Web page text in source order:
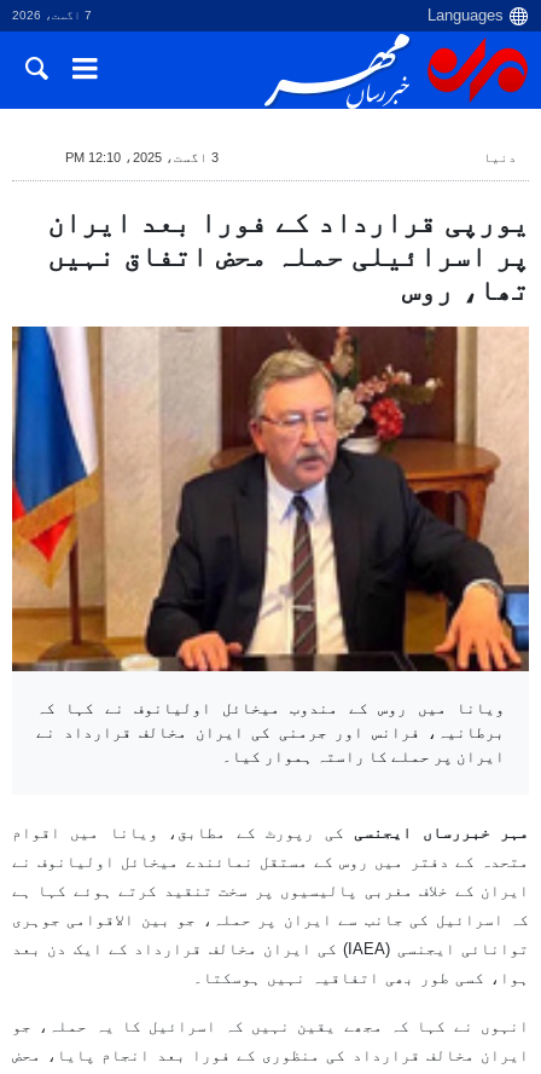
7 اگست، 2026
دنیا 3 اگست، 2025، 12:10 PM
یورپی قرارداد کے فورا بعد ایران
پر اسرائیلی حملہ محض اتفاق نہیں
تھا، روس
ویانا میں روس کے مندوب میخائل اولیانوف نے کہا کہ
برطانیہ، فرانس اور جرمنی کی ایران مخالف قرارداد نے
ایران پر حملے کا راستہ ہموار کیا۔
مہر خبررساں ایجنسی کی رپورٹ کے مطابق، ویانا میں اقوام
متحدہ کے دفتر میں روس کے مستقل نمائندے میخائل اولیانوف نے
ایران کے خلاف مغربی پالیسیوں پر سخت تنقید کرتے ہوئے کہا ہے
کہ اسرائیل کی جانب سے ایران پر حملہ، جو بین الاقوامی جوہری
توانائی ایجنسی (IAEA) کی ایران مخالف قرارداد کے ایک دن بعد
ہوا، کسی طور بھی اتفاقیہ نہیں ہوسکتا۔
انہوں نے کہا کہ مجھے یقین نہیں کہ اسرائیل کا یہ حملہ، جو
ایران مخالف قرارداد کی منظوری کے فورا بعد انجام پایا، محض